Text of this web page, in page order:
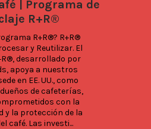
| Programa de
R+R®
R+R®? R+R®
y Reutilizar. El
desarrollado por
apoya a nuestros
en EE. UU., como
de cafeterías,
con la
y la protección de la
café. Las investi...